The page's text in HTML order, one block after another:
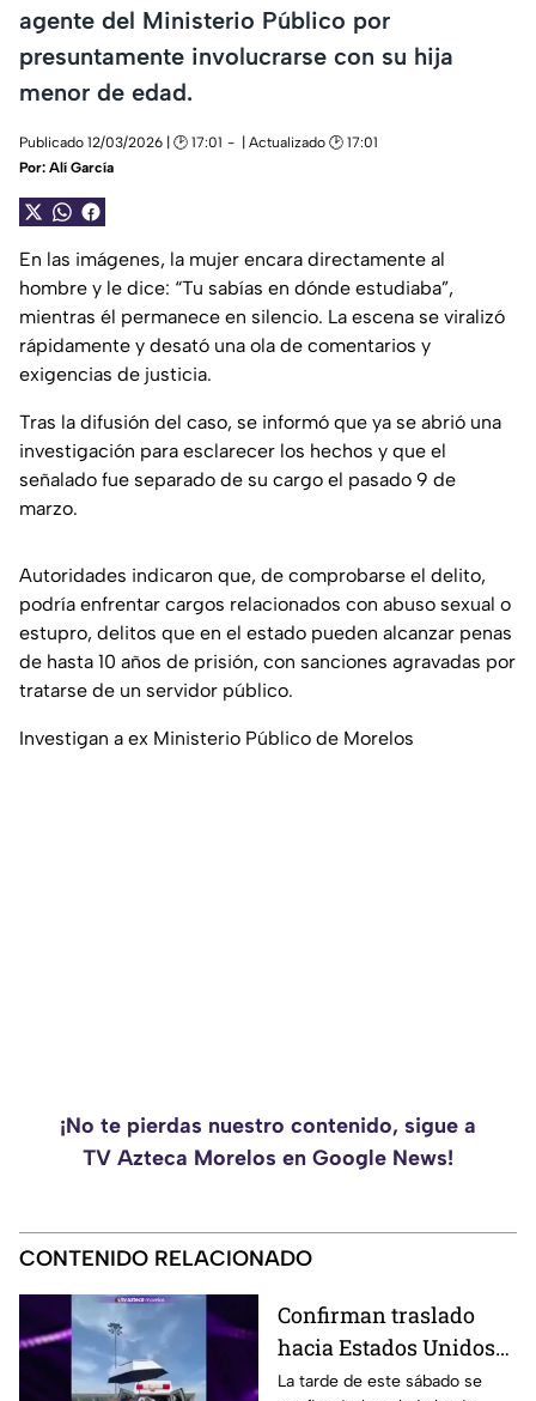
agente del Ministerio Público por
presuntamente involucrarse con su hija
menor de edad.
Publicado 12/03/2026 | 🕑 17:01
| Actualizado 🕑 17:01
Por: Alí García
En las imágenes, la mujer encara directamente al
hombre y le dice: “Tu sabías en dónde estudiaba”,
mientras él permanece en silencio. La escena se viralizó
rápidamente y desató una ola de comentarios y
exigencias de justicia.
Tras la difusión del caso, se informó que ya se abrió una
investigación para esclarecer los hechos y que el
señalado fue separado de su cargo el pasado 9 de
marzo.
Autoridades indicaron que, de comprobarse el delito,
podría enfrentar cargos relacionados con abuso sexual o
estupro, delitos que en el estado pueden alcanzar penas
de hasta 10 años de prisión, con sanciones agravadas por
tratarse de un servidor público.
Investigan a ex Ministerio Público de Morelos
¡No te pierdas nuestro contenido, sigue a
TV Azteca Morelos en Google News!
CONTENIDO RELACIONADO
Confirman traslado
hacia Estados Unidos
de menor que sufrió
La tarde de este sábado se